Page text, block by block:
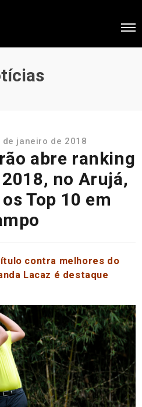
janeiro de 2018
abre ranking
no Arujá,
Top 10 em
contra melhores do
Lacaz é destaque